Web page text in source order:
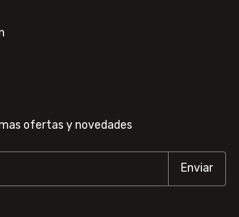
ofertas y novedades